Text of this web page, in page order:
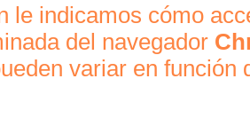
le indicamos cómo
del navegador
variar en función